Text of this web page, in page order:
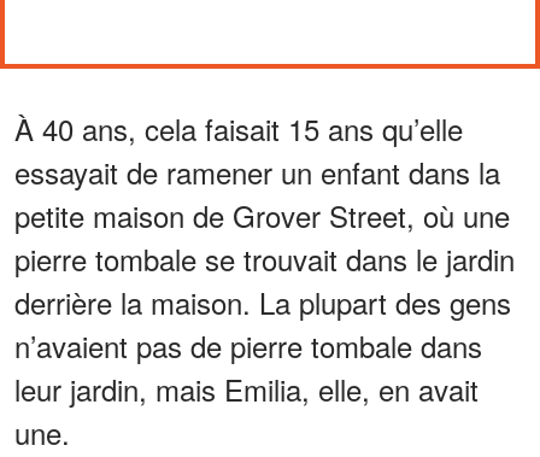
À 40 ans, cela faisait 15 ans qu’elle
essayait de ramener un enfant dans la
petite maison de Grover Street, où une
pierre tombale se trouvait dans le jardin
derrière la maison. La plupart des gens
n’avaient pas de pierre tombale dans
leur jardin, mais Emilia, elle, en avait
une.